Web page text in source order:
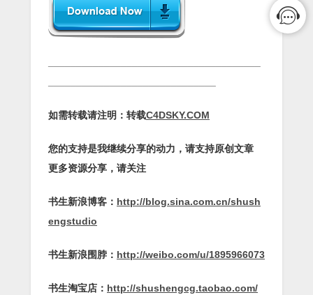
如需转载请注明：转载C4DSKY.COM
您的支持是我继续分享的动力，请支持原创文章
更多资源分享，请关注
书生新浪博客： http://blog.sina.com.cn/shush
engstudio
书生新浪围脖： http://weibo.com/u/1895966073
书生淘宝店： http://shushengcg.taobao.com/